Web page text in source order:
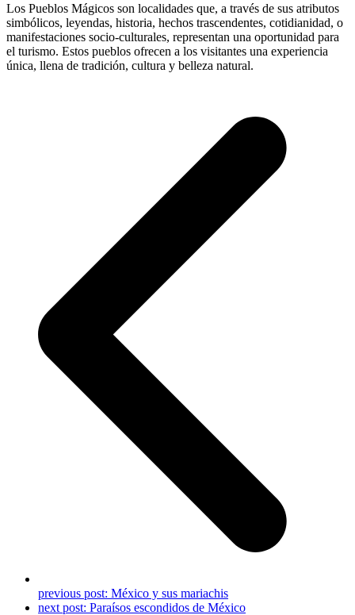
Los Pueblos Mágicos son localidades que, a través de sus atributos
simbólicos, leyendas, historia, hechos trascendentes, cotidianidad, o
manifestaciones socio-culturales, representan una oportunidad para
el turismo. Estos pueblos ofrecen a los visitantes una experiencia
única, llena de tradición, cultura y belleza natural.
previous post: México y sus mariachis
next post: Paraísos escondidos de México